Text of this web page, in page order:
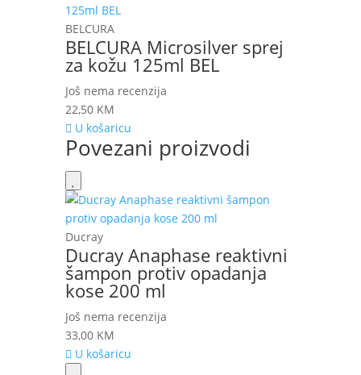
BELCURA
BELCURA Microsilver sprej
za kožu 125ml BEL
Još nema recenzija
22,50 KM
U košaricu
Povezani proizvodi
Ducray
Ducray Anaphase reaktivni
šampon protiv opadanja
kose 200 ml
Još nema recenzija
33,00 KM
U košaricu